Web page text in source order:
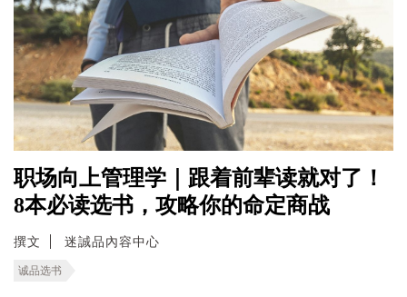
职场向上管理学｜跟着前辈读就对了！
8本必读选书，攻略你的命定商战
撰文 迷誠品內容中心
诚品选书